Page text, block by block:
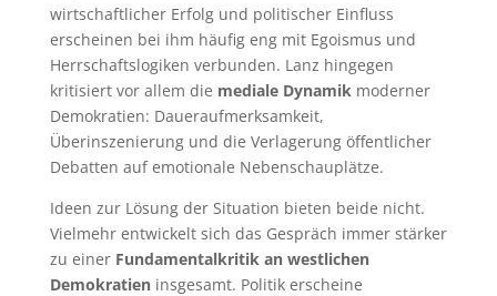
wirtschaftlicher Erfolg und politischer Einfluss
erscheinen bei ihm häufig eng mit Egoismus und
Herrschaftslogiken verbunden. Lanz hingegen
kritisiert vor allem die mediale Dynamik moderner
Demokratien: Daueraufmerksamkeit,
Überinszenierung und die Verlagerung öffentlicher
Debatten auf emotionale Nebenschauplätze.
Ideen zur Lösung der Situation bieten beide nicht.
Vielmehr entwickelt sich das Gespräch immer stärker
zu einer Fundamentalkritik an westlichen
Demokratieninsgesamt. Politik erscheine